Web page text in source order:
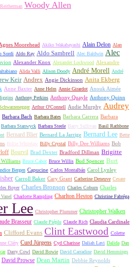
Woody Allen
Moorehead Akiko Wakabayashi Alain Delon Alan
Sordi Aldo Ray Aldo Sambrell Alec Baldwin Alec
Alexander Knox Alexander Lockwood Alexandre
Alida Valli Alison Doody André Morell André
Keir Andrex Angie Dickinson Anita Ekberg
Anne Baxter Anne Helm Annie Girardot Anouk Aimée
Anthony Perkins Anthony Quayle Anthony Quinn
Arthur O'Connell Audie Murphy Audrey
Barbara Bach Barbara Bates Barbara Carrera Barbara
Barbara Stanwyck Barbara Steele Barry Sullivan Basil Rathbone
Bernard Blier Bernard La Jarrige Bernard Lee Bette
Billie Whitelaw Billy Crystal Billy Dee Williams Bob
Bourvil Brad Dexter Bradford Dillman Brigitte
Bruce Cabot Bruce Willis Bud Spencer Burt
Bergen Capucine Carlos Montalbán Carol Lynley
Carroll Baker Cary Grant Catherine Deneuve Cesare
Boyer Charles Bronson Charles Coburn Charles
Charlotte Rampling Charlton Heston Christine Fabréga
Lee Christopher Plummer Christopher Walken
Brasseur Claude Piéplu Claude Rich Claudia Cardinale
Clifford Evans Clint Eastwood Colette
Cléry Curd Jürgens Cyd Charisse Daliah Lavi Dalida Dan
Darry Cowl David Bowie David Carradine David Hemmings
David Prowse Dean Martin Debbie Reynolds